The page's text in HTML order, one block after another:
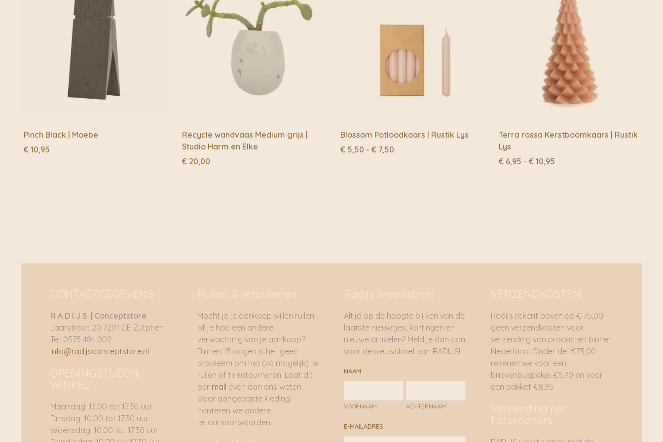
Pinch Black | Moebe
€ 10,95
Recycle wandvaas Medium grijs |
Studio Harm en Elke
€ 20,00
Blossom Potloodkaars | Rustik Lys
€ 5,50 - € 7,50
Terra rossa Kerstboomkaars | Rustik
Lys
€ 6,95 - € 10,95
CONTACTGEGEVENS
R A D I J S | Conceptstore
Laarstraat 20 7201 CE Zutphen
Tel: 0575 484 002
info@radijsconceptstore.nl
OPENINGSTIJDEN
WINKEL
Maandag: 13.00 tot 17.30 uur
Dinsdag: 10.00 tot 17.30 uur
Woensdag: 10.00 tot 17.30 uur
Ruilen & retouneren
Mocht je je aankoop willen ruilen
of je had een andere
verwachting van je aankoop?
Binnen 15 dagen is het geen
probleem om het (zo mogelijk) te
ruilen of te retourneren. Laat dit
permail even aan ons weten.
Voor aangepaste kleding
hanteren we andere
retourvoorwaarden.
Radijs nieuwsbrief
Altijd op de hoogte blijven van de
laatste nieuwtjes, kortingen en
nieuwe artikelen? Meld je dan aan
voor de nieuwsbrief van RADIJS!
NAAM
VOORNAAM ACHTERNAAM
E-MAILADRES
VERZENDKOSTEN
Radijs rekent boven de € 75,00
geen verzendkosten voor
verzending van producten binnen
Nederland. Onder de €75,00
rekenen we voor een
brievenbuspakje €5,70 en voor
een pakket €8,95.
Verzending per
fietskoeriers